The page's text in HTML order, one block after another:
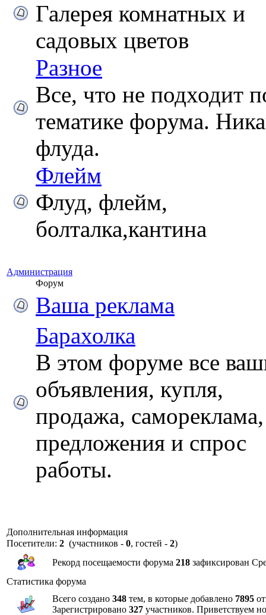
Галерея комнатных и
садовых цветов
Разное
Все, что не подходит
тематике форума.
флуда.
Флейм
Флуд, флейм,
болталка,кантина
Администрация
Форум
Ваша реклама
Барахолка
В этом форуме все
объявления, купля,
продажа, самореклама,
предложения и спрос
работы.
Дополнительная информация
Посетители: 2 (участников - 0, гостей - 2)
Рекорд посещаемости форума 218 зафиксирован
Статистика форума
Всего создано 348 тем, в которые добавлено 7895
Зарегистрировано 327 участников. Приветствуем